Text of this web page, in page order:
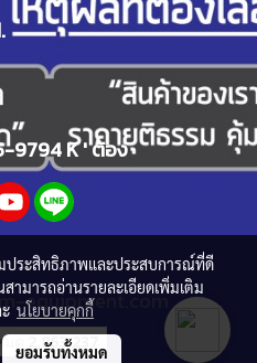
9794K ' ต้อง
equipment.com
มด2,863,237
มประสิทธิภาพและประสบการณ์ที่ดี
ามารถอ่านรายละเอียดเพิ่มเติม
นโยบายคุกกี้
ยอมรับทั้งหมด